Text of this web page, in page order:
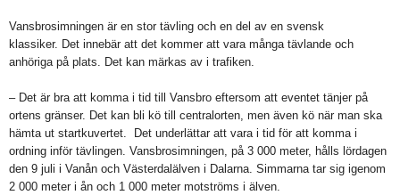
Vansbrosimningen är en stor tävling och en del av en svensk
klassiker. Det innebär att det kommer att vara många tävlande och
anhöriga på plats. Det kan märkas av i trafiken.
– Det är bra att komma i tid till Vansbro eftersom att eventet tänjer på
ortens gränser. Det kan bli kö till centralorten, men även kö när man ska
hämta ut startkuvertet. Det underlättar att vara i tid för att komma i
ordning inför tävlingen. Vansbrosimningen, på 3 000 meter, hålls lördagen
den 9 juli i Vanån och Västerdalälven i Dalarna. Simmarna tar sig igenom
2 000 meter i ån och 1 000 meter motströms i älven.